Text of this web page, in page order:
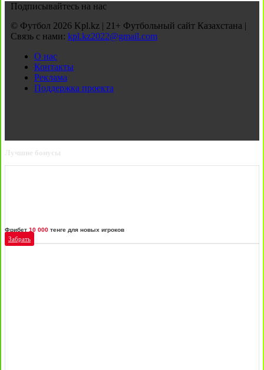
Подписывайтесь на нас
© Футбол 2026 Kpl.kz | 21+ Футбольный сайт Казахстана |
Связь с нами: kpl.kz2022@gmail.com
О нас
Контакты
Реклама
Поддержка проекта
Лучшие бонусы
Фрибет 10 000 тенге для новых игроков
Забрать